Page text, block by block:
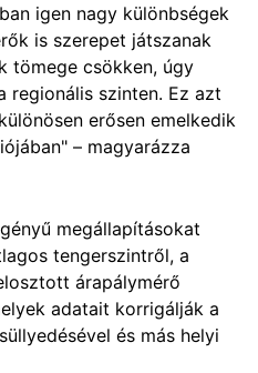
igen nagy különbségek
is szerepet játszanak
tömege csökken, úgy
regionális szinten. Ez azt
erősen emelkedik
– magyarázza
megállapításokat
tengerszintről, a
árapálymérő
adatait korrigálják a
és más helyi